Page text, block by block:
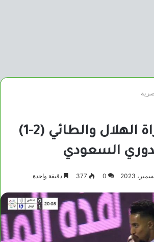
أهداف مباراة الهلال والطائي (2-1)
السعودي
0
377 دقيقة واحدة